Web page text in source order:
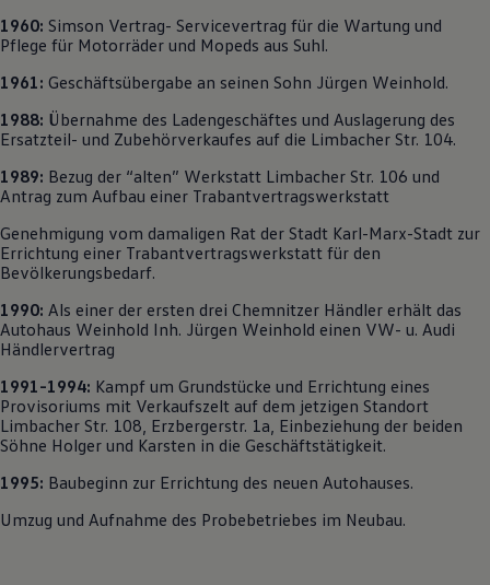
Magazin
Lifestyle
Transport
Familie
Elektromobilität
Volkswagen R
Pannen- und Unfallhilfe
1960: Simson Vertrag- Servicevertrag für die Wartung und
Pflege für Motorräder und Mopeds aus Suhl.
1961: Geschäftsübergabe an seinen Sohn Jürgen Weinhold.
1988: Übernahme des Ladengeschäftes und Auslagerung des
Ersatzteil- und Zubehörverkaufes auf die Limbacher Str. 104.
1989: Bezug der “alten” Werkstatt Limbacher Str. 106 und
Antrag zum Aufbau einer Trabantvertragswerkstatt
Genehmigung vom damaligen Rat der Stadt Karl-Marx-Stadt zur
Errichtung einer Trabantvertragswerkstatt für den
Bevölkerungsbedarf.
1990: Als einer der ersten drei Chemnitzer Händler erhält das
Autohaus Weinhold Inh. Jürgen Weinhold einen VW- u. Audi
Händlervertrag
1991-1994: Kampf um Grundstücke und Errichtung eines
Provisoriums mit Verkaufszelt auf dem jetzigen Standort
Limbacher Str. 108, Erzbergerstr. 1a, Einbeziehung der beiden
Söhne Holger und Karsten in die Geschäftstätigkeit.
1995: Baubeginn zur Errichtung des neuen Autohauses.
Umzug und Aufnahme des Probebetriebes im Neubau.